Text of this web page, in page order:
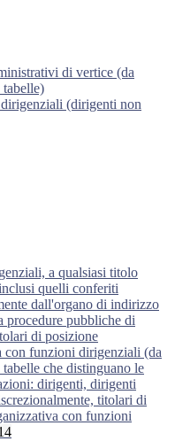
di vertice (da
(dirigenti non
a qualsiasi titolo
quelli conferiti
dall'organo di indirizzo
procedure pubbliche di
di posizione
con funzioni dirigenziali (da
che distinguano le
dirigenti, dirigenti
titolari di
con funzioni